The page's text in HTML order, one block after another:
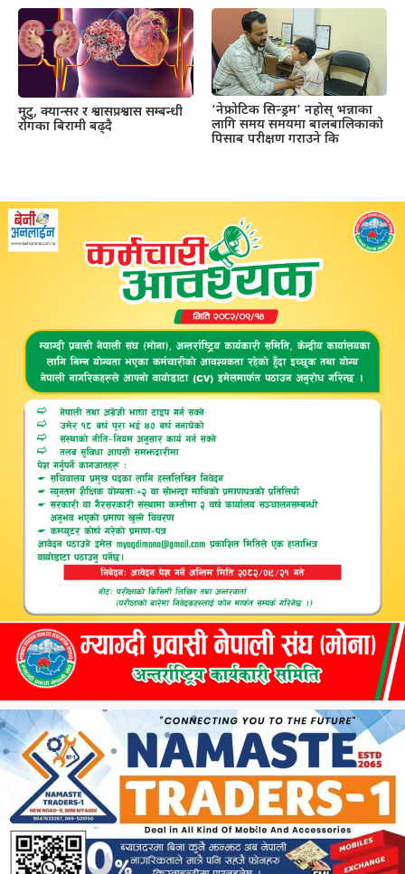
मुटु, क्यान्सर र श्वासप्रश्वास सम्बन्धी
रोगका बिरामी बढ्दै
‘नेफ्रोटिक सिन्ड्रम’ नहोस् भन्नाका
लागि समय समयमा बालबालिकाको
पिसाब परीक्षण गराउने कि